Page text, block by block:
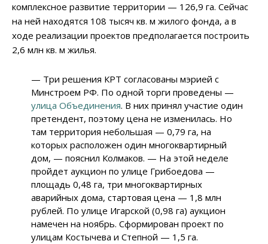
комплексное развитие территории — 126,9 га. Сейчас
на ней находятся 108 тысяч кв. м жилого фонда, а в
ходе реализации проектов предполагается построить
2,6 млн кв. м жилья.
— Три решения КРТ согласованы мэрией с
Минстроем РФ. По одной торги проведены —
улица Объединения. В них принял участие один
претендент, поэтому цена не изменилась. Но
там территория небольшая — 0,79 га, на
которых расположен один многоквартирный
дом, — пояснил Колмаков. — На этой неделе
пройдет аукцион по улице Грибоедова —
площадь 0,48 га, три многоквартирных
аварийных дома, стартовая цена — 1,8 млн
рублей. По улице Игарской (0,98 га) аукцион
намечен на ноябрь. Сформирован проект по
улицам Костычева и Степной — 1,5 га.